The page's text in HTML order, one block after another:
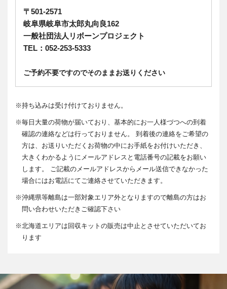
〒501-2571
岐阜県岐阜市太郎丸向良162
一般社団法人リボーンプロジェクト
TEL：052-253-5333
ご予約不要ですのでそのままお送りください
※持ち込みは受け付けておりません。
※毎日大量の荷物が届いており、基本的にお一人様づつへの到着
確認の連絡などは行っておりません。 到着後の連絡をご希望の
方は、お送りいただくお荷物の中にお手紙をお付けいただき、
大きくわかるようにメールアドレスと電話番号の記載をお願い
します。 ご記載のメールアドレスからメール送信できなかった
場合にはお電話にてご連絡させていただきます。
※沖縄県等離島は一部対象エリア外となりますので離島の方はお
問い合わせいただきご確認下さい
※北海道エリアは回収キットの販売は中止とさせていただいてお
ります